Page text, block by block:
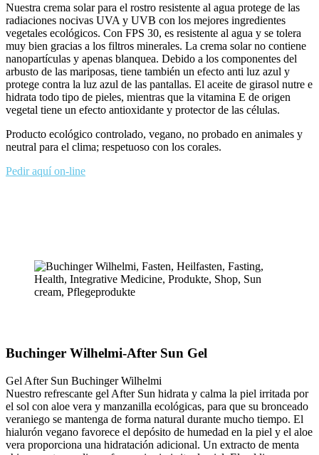
Nuestra crema solar para el rostro resistente al agua protege de las
radiaciones nocivas UVA y UVB con los mejores ingredientes
vegetales ecológicos. Con FPS 30, es resistente al agua y se tolera
muy bien gracias a los filtros minerales. La crema solar no contiene
nanopartículas y apenas blanquea. Debido a los componentes del
arbusto de las mariposas, tiene también un efecto anti luz azul y
protege contra la luz azul de las pantallas. El aceite de girasol nutre e
hidrata todo tipo de pieles, mientras que la vitamina E de origen
vegetal tiene un efecto antioxidante y protector de las células.
Producto ecológico controlado, vegano, no probado en animales y
neutral para el clima; respetuoso con los corales.
Pedir aquí on-line
Buchinger Wilhelmi-After Sun Gel
Gel After Sun Buchinger Wilhelmi
Nuestro refrescante gel After Sun hidrata y calma la piel irritada por
el sol con aloe vera y manzanilla ecológicas, para que su bronceado
veraniego se mantenga de forma natural durante mucho tiempo. El
hialurón vegano favorece el depósito de humedad en la piel y el aloe
vera proporciona una hidratación adicional. Un extracto de menta